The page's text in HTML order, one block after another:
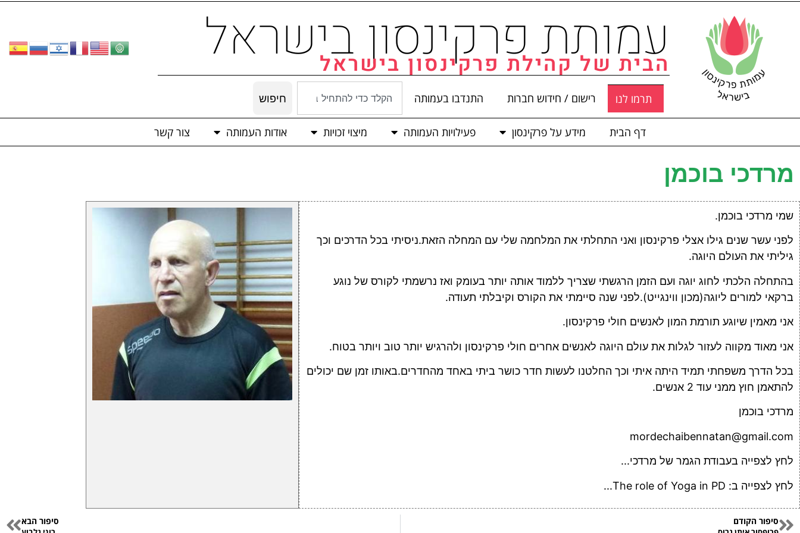
עמותת פרקינסון בישראל
הבית של קהילת פרקינסון בישראל
תרמו לנו רישום / חידוש חברות התנדבו בעמותה חיפוש
דף הבית מידע על פרקינסון פעילויות העמותה מיצוי זכויות אודות העמותה צור קשר
מרדכי בוכמן
שמי מרדכי בוכמן.
לפני עשר שנים גילו אצלי פרקינסון ואני התחלתי את המלחמה שלי עם המחלה הזאת.ניסיתי בכל הדרכים וכך
גיליתי את העולם היוגה.
בהתחלה הלכתי לחוג יוגה ועם הזמן הרגשתי שצריך ללמוד אותה יותר בעומק ואז נרשמתי לקורס של נוגע
ברקאי למורים ליוגה(מכון ווינגייט).לפני שנה סיימתי את הקורס וקיבלתי תעודה.
אני מאמין שיוגע תורמת המון לאנשים חולי פרקינסון.
אני מאוד מקווה לעזור לגלות את עולם היוגה לאנשים אחרים חולי פרקינסון ולהרגיש יותר טוב ויותר בטוח.
בכל הדרך משפחתי תמיד היתה איתי וכך החלטנו לעשות חדר כושר ביתי באחד מהחדרים.באותו זמן שם יכולים
להתאמן חוץ ממני עוד 2 אנשים.
מרדכי בוכמן
mordechaibennatan@gmail.com
לחץ לצפייה בעבודת הגמר של מרדכי...
לחץ לצפייה ב: The role of Yoga in PD...
סיפור הקודם סיפור הבא